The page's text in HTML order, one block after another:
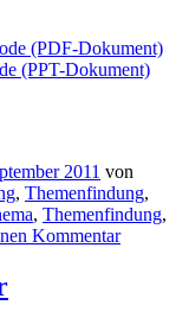
(PDF-Dokument)
(PPT-Dokument)
2011 von
, Themenfindung,
, Themenfindung,
Kommentar